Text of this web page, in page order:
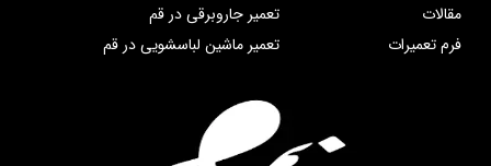
مقالات
فرم تعمیرات
تعمیر جاروبرقی در قم
تعمیر ماشین لباسشویی در قم